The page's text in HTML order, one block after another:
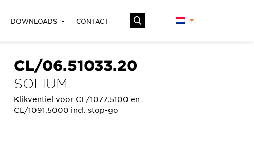
DOWNLOADS CONTACT
CL/06.51033.20
SOLIUM
Klikventiel voor CL/1077.5100 en
CL/1091.5000 incl. stop-go